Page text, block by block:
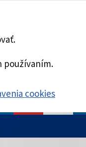
používaním.
cookies